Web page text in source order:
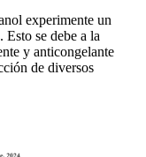
experimente un
se debe a la
y anticongelante
de diversos